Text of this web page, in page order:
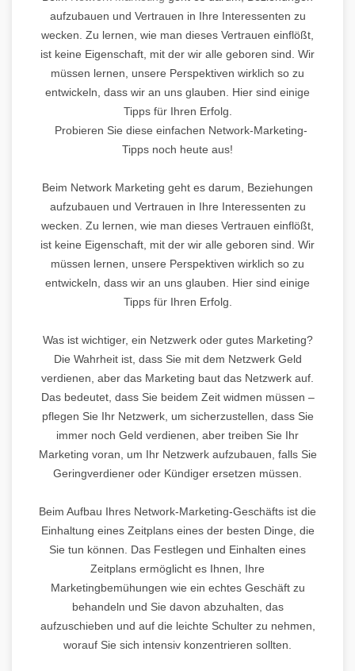
aufzubauen und Vertrauen in Ihre Interessenten zu
wecken. Zu lernen, wie man dieses Vertrauen einflößt,
ist keine Eigenschaft, mit der wir alle geboren sind. Wir
müssen lernen, unsere Perspektiven wirklich so zu
entwickeln, dass wir an uns glauben. Hier sind einige
Tipps für Ihren Erfolg.
Probieren Sie diese einfachen Network-Marketing-
Tipps noch heute aus!
Beim Network Marketing geht es darum, Beziehungen
aufzubauen und Vertrauen in Ihre Interessenten zu
wecken. Zu lernen, wie man dieses Vertrauen einflößt,
ist keine Eigenschaft, mit der wir alle geboren sind. Wir
müssen lernen, unsere Perspektiven wirklich so zu
entwickeln, dass wir an uns glauben. Hier sind einige
Tipps für Ihren Erfolg.
Was ist wichtiger, ein Netzwerk oder gutes Marketing?
Die Wahrheit ist, dass Sie mit dem Netzwerk Geld
verdienen, aber das Marketing baut das Netzwerk auf.
Das bedeutet, dass Sie beidem Zeit widmen müssen –
pflegen Sie Ihr Netzwerk, um sicherzustellen, dass Sie
immer noch Geld verdienen, aber treiben Sie Ihr
Marketing voran, um Ihr Netzwerk aufzubauen, falls Sie
Geringverdiener oder Kündiger ersetzen müssen.
Beim Aufbau Ihres Network-Marketing-Geschäfts ist die
Einhaltung eines Zeitplans eines der besten Dinge, die
Sie tun können. Das Festlegen und Einhalten eines
Zeitplans ermöglicht es Ihnen, Ihre
Marketingbemühungen wie ein echtes Geschäft zu
behandeln und Sie davon abzuhalten, das
aufzuschieben und auf die leichte Schulter zu nehmen,
worauf Sie sich intensiv konzentrieren sollten.